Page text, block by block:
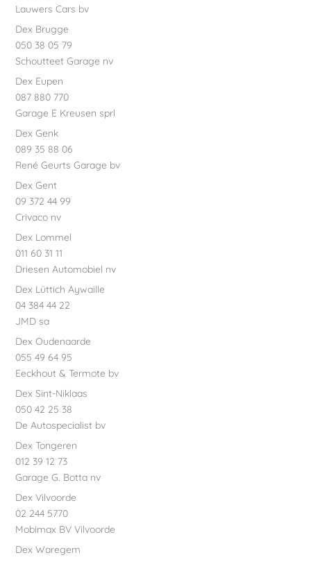
Lauwers Cars bv
Dex Brugge
050 38 05 79
Schoutteet Garage nv
Dex Eupen
087 880 770
Garage E Kreusen sprl
Dex Genk
089 35 88 06
René Geurts Garage bv
Dex Gent
09 372 44 99
Crivaco nv
Dex Lommel
011 60 31 11
Driesen Automobiel nv
Dex Lüttich Aywaille
04 384 44 22
JMD sa
Dex Oudenaarde
055 49 64 95
Eeckhout & Termote bv
Dex Sint-Niklaas
050 42 25 38
De Autospecialist bv
Dex Tongeren
012 39 12 73
Garage G. Botta nv
Dex Vilvoorde
02 244 5770
Mobimax BV Vilvoorde
Dex Waregem